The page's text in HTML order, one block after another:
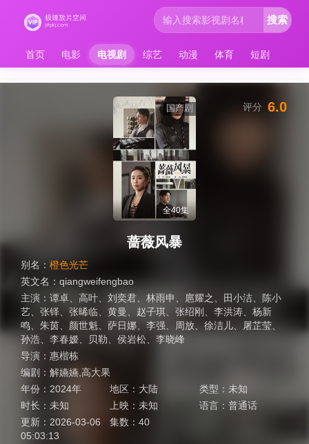
首页 电影 电视剧 综艺 动漫 体育 短剧
搜索
国产剧
全40集
蔷薇风暴
别名： 橙色光芒
英文名： qiangweifengbao
主演： 谭卓 高叶 刘奕君 林雨申 扈耀之 田小洁
陈小
艺
张铎 张晞临 黄曼 赵子琪 张绍刚 李洪涛
杨新
鸣
朱茵 颜世魁 萨日娜 李强 周放 徐洁儿 屠芷莹
孙浩
李春嫒 贝勒 侯岩松
李晓峰
导演： 惠楷栋
编剧： 解嬿嬿,高大果
年份： 2024年 地区： 大陆 类型： 未知
时长： 未知 上映：未知 语言： 普通话
更新： 2026-03-06
05:03:13
集数：40
评分 6.0